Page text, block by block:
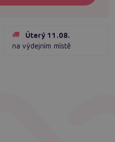
Úterý 11.08.
na výdejním místě